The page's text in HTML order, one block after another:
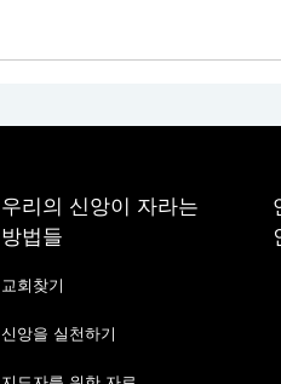
우리의 신앙이 자라는
방법들
교회찾기
신앙을 실천하기